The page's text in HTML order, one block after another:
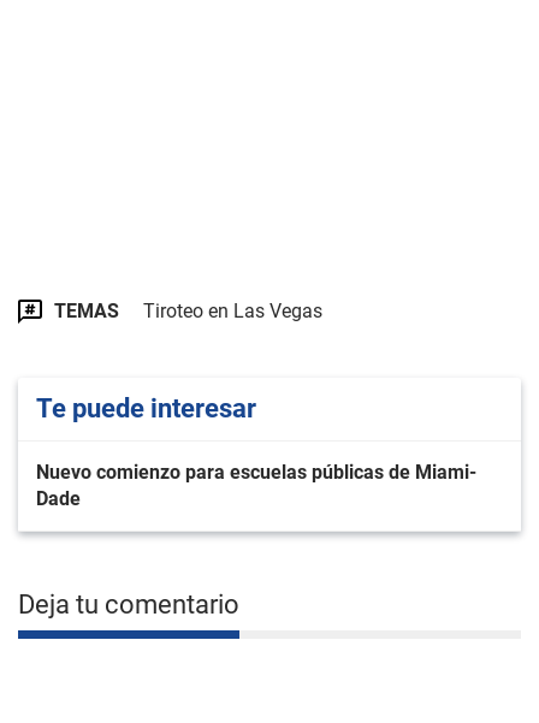
TEMAS Tiroteo en Las Vegas
Te puede interesar
Nuevo comienzo para escuelas públicas de Miami-
Dade
Deja tu comentario